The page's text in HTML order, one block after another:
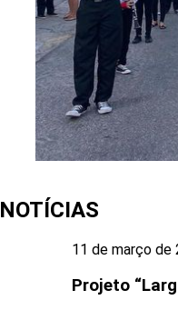
NOTÍCIAS
11 de março de
Projeto